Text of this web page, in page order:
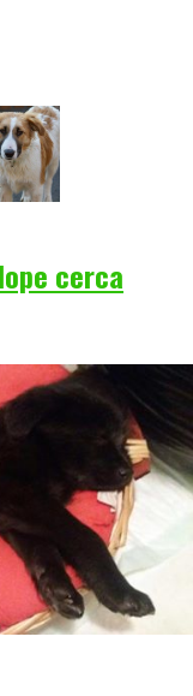
cerca